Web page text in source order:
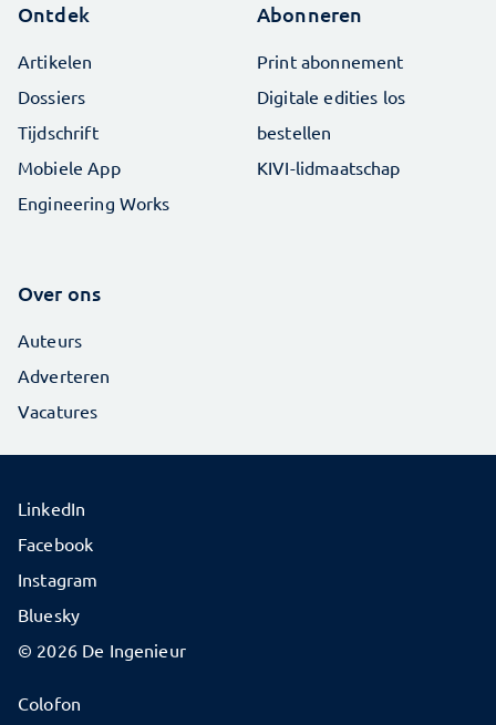
Ontdek
Artikelen
Dossiers
Tijdschrift
Mobiele App
Engineering Works
Abonneren
Print abonnement
Digitale edities los
bestellen
KIVI-lidmaatschap
Over ons
Auteurs
Adverteren
Vacatures
© 2026 De Ingenieur
Colofon
LinkedIn
Facebook
Instagram
Bluesky